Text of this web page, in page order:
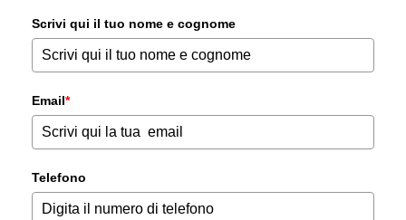
Scrivi qui il tuo nome e cognome
Email*
Telefono